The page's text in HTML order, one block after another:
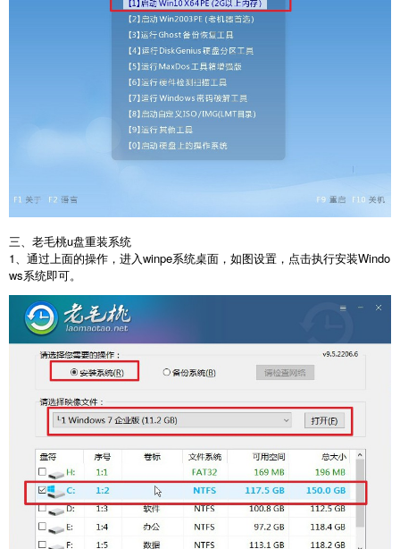
三、老毛桃u盘重装系统
1、通过上面的操作，进入winpe系统桌面，如图设置，点击执行安装Windo
ws系统即可。